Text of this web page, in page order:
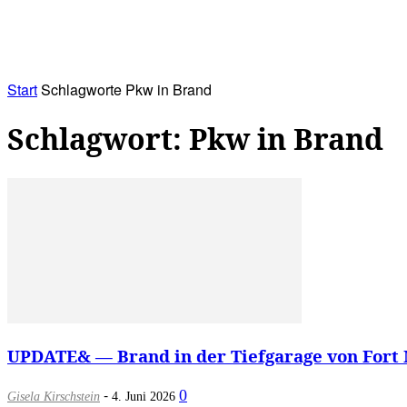
StartSchlagworte Pkw in Brand
Schlagwort: Pkw in Brand
UPDATE& — Brand in der Tiefgarage von
Gisela Kirschstein - 4. Juni 2026 0